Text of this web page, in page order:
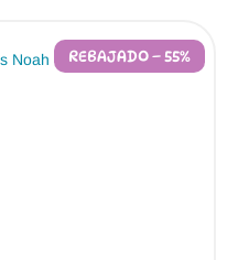
de
producto
REBAJADO – 55%